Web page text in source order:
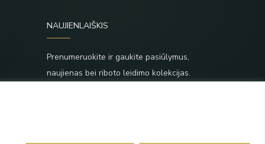
NAUJIENLAIŠKIS
Prenumeruokite ir gaukite pasiūlymus,
naujienas bei riboto leidimo kolekcijas.